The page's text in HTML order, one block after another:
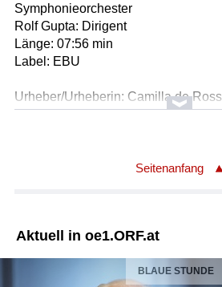
Symphonieorchester
Rolf Gupta: Dirigent
Länge: 07:56 min
Label: EBU
Urheber/Urheberin: Camilla de
Titel: Duol sofferto per amore
Daniela Dolci: Dirigentin
Urheber/Urheberin: Ferruccio Busoni
Titel: Sonatina Nr. 6 für Klavier
Ausführender/Ausführende: Valerie
Seitenanfang
Aktuell in oe1.ORF.at
BLAUE STUNDE